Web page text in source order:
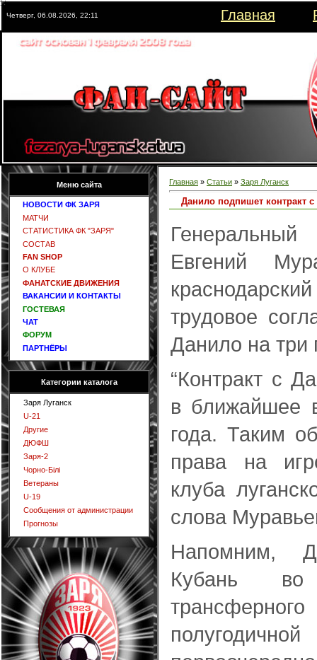
Четверг, 06.08.2026, 22:11 Главная
Меню сайта
НОВОСТИ ФК ЗАРЯ
МАТЧИ
СТАТИСТИКА ФК "ЗАРЯ"
СОСТАВ
FAN SHOP
О КЛУБЕ
ФАНАТСКИЕ ДВИЖЕНИЯ
ВАКАНСИИ И КОНТАКТЫ
ГОСТЕВАЯ
ЧАТ
ФОРУМ
ПАРТНЁРЫ
Категории каталога
Заря Луганск
U-21
Другие
ДЮФШ
Заря-2
Чорно-Білі
Ветераны
U-19
Сообщения от администрации
Прогнозы
Главная » Статьи » Заря Луганск
Данило подпишет контракт
Евгений
трудовое
Данило на три
“Контракт с
в ближайшее
года. Таким
права на
клуба
слова
Напомним,
Кубань